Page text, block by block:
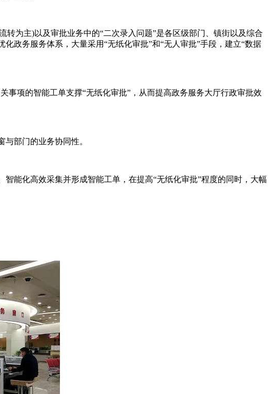
为主)以及审批业务中的“二次录入问题”是各区级部门、镇街以及综合
政务服务体系，大量采用“无纸化审批”和“无人审批”手段，建立“数据
事项的智能工单支撑“无纸化审批”，从而提高政务服务大厅行政审批效
部门的业务协同性。
能化高效采集并形成智能工单，在提高“无纸化审批”程度的同时，大幅